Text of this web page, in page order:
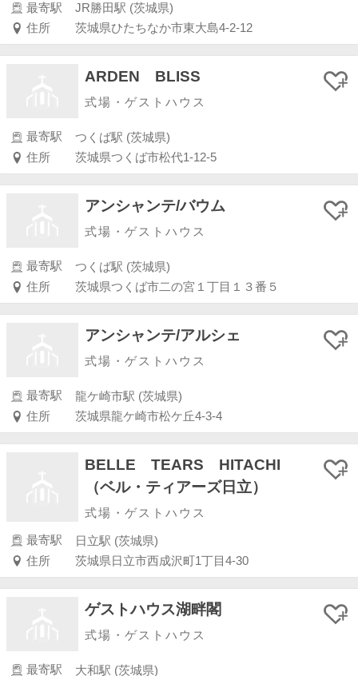
最寄駅
JR勝田駅 (茨城県)
住所
茨城県ひたちなか市東大島4-2-12
ARDEN BLISS
式場・ゲストハウス
最寄駅
つくば駅 (茨城県)
住所
茨城県つくば市松代1-12-5
アンシャンテ/バウム
式場・ゲストハウス
最寄駅
つくば駅 (茨城県)
住所
茨城県つくば市二の宮１丁目１３番５
アンシャンテ/アルシェ
式場・ゲストハウス
最寄駅
龍ケ崎市駅 (茨城県)
住所
茨城県龍ケ崎市松ケ丘4-3-4
BELLE TEARS HITACHI
（ベル・ティアーズ日立）
式場・ゲストハウス
最寄駅
日立駅 (茨城県)
住所
茨城県日立市西成沢町1丁目4-30
ゲストハウス湖畔閣
式場・ゲストハウス
最寄駅 大和駅 (茨城県)